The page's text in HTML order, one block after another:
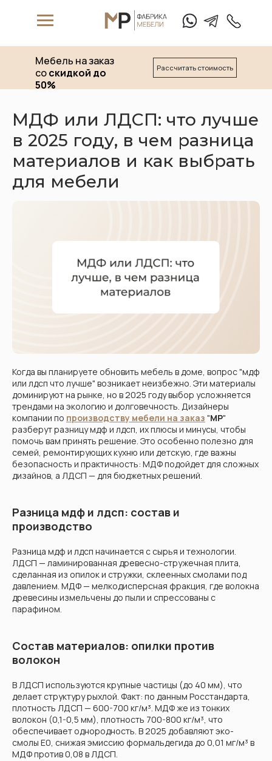
Матрасы
W hat's App elegam
Мебель на заказ
соскидкой до
50%
Рассчитать стоимость
МДФ или ЛДСП: что лучше
в 2025 году, в чем разница
материалов и как выбрать
для мебели
Когда вы планируете обновить мебель в доме, вопрос "мдф
или лдсп что лучше" возникает неизбежно. Эти материалы
доминируют на рынке, но в 2025 году выбор усложняется
трендами на экологию и долговечность. Дизайнеры
компании по производству мебели на заказ "МР"
разберут разницу мдф и лдсп, их плюсы и минусы, чтобы
помочь вам принять решение. Это особенно полезно для
семей, ремонтирующих кухню или детскую, где важны
безопасность и практичность: МДФ подойдет для сложных
дизайнов, а ЛДСП — для бюджетных решений.
Разница мдф и лдсп: состав и
производство
Разница мдф и лдсп начинается с сырья и технологии.
ЛДСП — ламинированная древесно-стружечная плита,
сделанная из опилок и стружки, склеенных смолами под
давлением. МДФ — мелкодисперсная фракция, где волокна
древесины измельчены до пыли и спрессованы с
парафином.
Состав материалов: опилки против
волокон
В ЛДСП используются крупные частицы (до 40 мм), что
делает структуру рыхлой. Факт: по данным Росстандарта,
плотность ЛДСП — 600-700 кг/м³. МДФ же из тонких
волокон (0,1-0,5 мм), плотность 700-800 кг/м³, что
обеспечивает однородность. В 2025 добавляют эко-
смолы E0, снижая эмиссию формальдегида до 0,01 мг/м³ в
МДФ против 0,08 в ЛДСП.